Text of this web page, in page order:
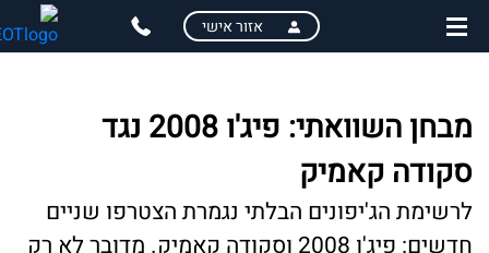
skip
skip
אזור אישי
מבחן השוואתי: פיג'ו 2008 נגד
סקודה קאמיק
לרשימת הג'יפונים הבלתי נגמרת הצטרפו שניים
חדשים: פיג'ו 2008 וסקודה קאמיק. מדובר לא רק